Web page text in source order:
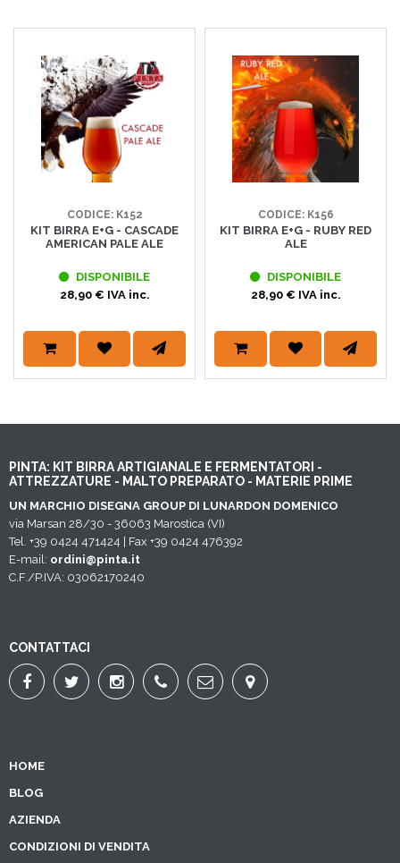
CODICE: K152
KIT BIRRA E+G - CASCADE
AMERICAN PALE ALE
DISPONIBILE
28,90 € IVA inc.
CODICE: K156
KIT BIRRA E+G - RUBY RED
ALE
DISPONIBILE
28,90 € IVA inc.
PINTA: KIT BIRRA ARTIGIANALE E FERMENTATORI -
ATTREZZATURE - MALTO PREPARATO - MATERIE PRIME
UN MARCHIO DISEGNA GROUP DI LUNARDON DOMENICO
via Marsan 28/30 - 36063 Marostica (VI)
Tel. +39 0424 471424 | Fax +39 0424 476392
E-mail: ordini@pinta.it
C.F./P.IVA: 03062170240
CONTATTACI
HOME
BLOG
AZIENDA
CONDIZIONI DI VENDITA